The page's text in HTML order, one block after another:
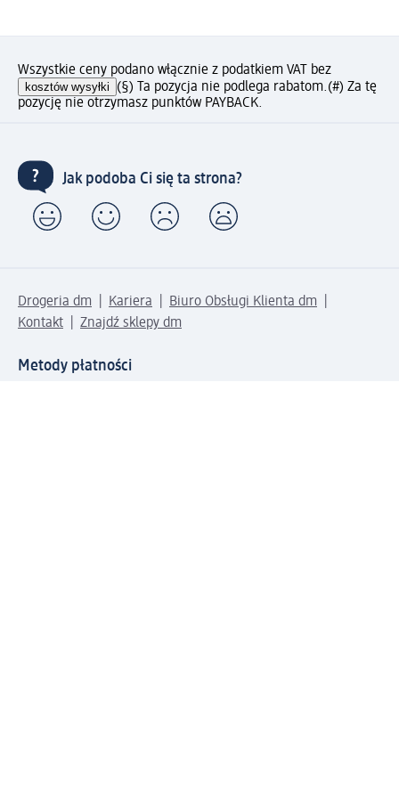
Wszystkie ceny podano włącznie z podatkiem VAT bez
kosztów wysyłki (§) Ta pozycja nie podlega rabatom.(#) Za tę
pozycję nie otrzymasz punktów PAYBACK.
Jak podoba Ci się ta strona?
Drogeria dm Kariera
Biuro Obsługi Klienta dm
Kontakt
Znajdź sklepy dm
Metody płatności